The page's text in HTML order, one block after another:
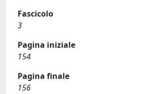
Fascicolo
3
Pagina iniziale
154
Pagina finale
156